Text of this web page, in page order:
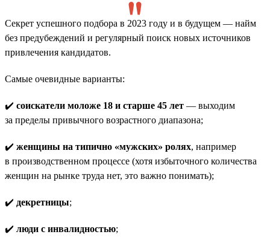
Секрет успешного подбора в 2023 году и в будущем — найм
без предубеждений и регулярный поиск новых источников
привлечения кандидатов.
Самые очевидные варианты:
✔️ соискатели моложе 18 и старше 45 лет — выходим
за пределы привычного возрастного диапазона;
✔️ женщины на типично «мужских» ролях, например
в производственном процессе (хотя избыточного количества
женщин на рынке труда нет, это важно понимать);
✔️ декретницы;
✔️ люди с инвалидностью;